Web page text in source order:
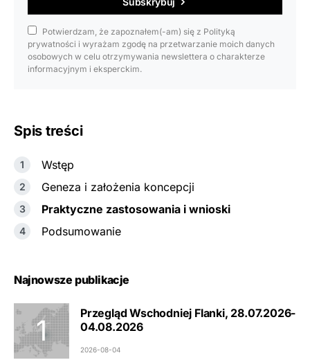
Potwierdzam, że zapoznałem(-am) się z Polityką
prywatności i wyrażam zgodę na przetwarzanie moich danych
osobowych w celu otrzymywania newslettera o charakterze
informacyjnym i eksperckim.
Spis treści
Wstęp
Geneza i założenia koncepcji
Praktyczne zastosowania i wnioski
Podsumowanie
Najnowsze publikacje
Przegląd Wschodniej Flanki, 28.07.2026-
04.08.2026
2026-08-04